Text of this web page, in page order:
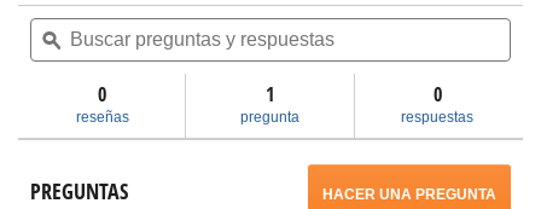
esta
acción
hay
de
de
mano
de
tamaño
de
3-
Buscar
preguntas
y
respuestas
ϙ
0
reseñas
1
pregunta
0
respuestas
PREGUNTAS HACER UNA PREGUNTA